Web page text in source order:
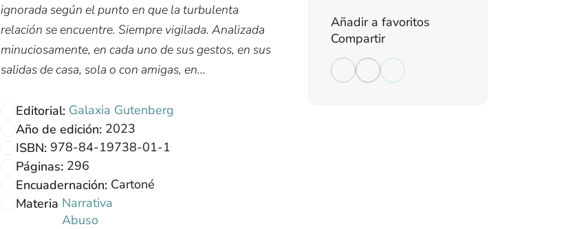
ignorada según el punto en que la turbulenta
relación se encuentre. Siempre vigilada. Analizada
minuciosamente, en cada uno de sus gestos, en sus
salidas de casa, sola o con amigas, en...
Editorial: Galaxia Gutenberg
Año de edición: 2023
ISBN: 978-84-19738-01-1
Páginas: 296
Encuadernación: Cartoné
Materia Narrativa
Abuso
Añadir a favoritos
Compartir